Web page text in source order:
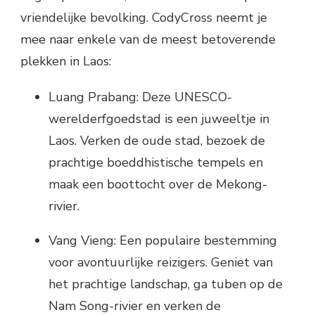
vriendelijke bevolking. CodyCross neemt je
mee naar enkele van de meest betoverende
plekken in Laos:
Luang Prabang: Deze UNESCO-
werelderfgoedstad is een juweeltje in
Laos. Verken de oude stad, bezoek de
prachtige boeddhistische tempels en
maak een boottocht over de Mekong-
rivier.
Vang Vieng: Een populaire bestemming
voor avontuurlijke reizigers. Geniet van
het prachtige landschap, ga tuben op de
Nam Song-rivier en verken de